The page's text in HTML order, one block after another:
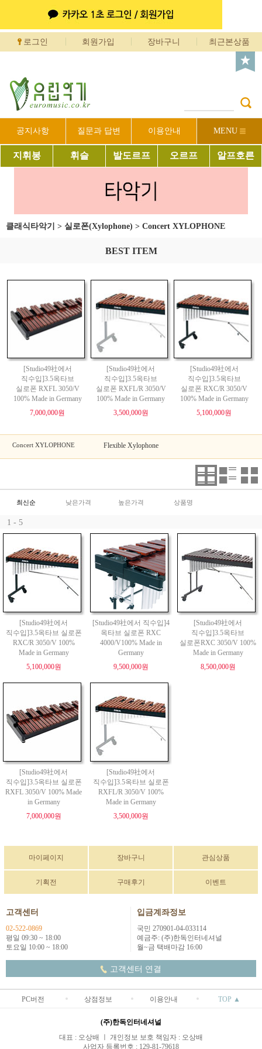
로그인 회원가입 장바구니 최근본상품
공지사항 질문과 답변 이용안내 MENU
지휘봉 휘슬 발도르프 오르프 알프호른
클래식타악기 > 실로폰(Xylophone) > Concert XYLOPHONE
BEST ITEM
[Studio49社에서
직수입]3.5옥타브
실로폰 RXFL 3050/V
100% Made in Germany
7,000,000원
[Studio49社에서
직수입]3.5옥타브
실로폰 RXFL/R 3050/V
100% Made in Germany
3,500,000원
[Studio49社에서
직수입]3.5옥타브
실로폰 RXC/R 3050/V
100% Made in Germany
5,100,000원
Concert XYLOPHONE Flexible Xylophone
최신순 낮은가격 높은가격 상품명
1 - 5
[Studio49社에서
직수입]3.5옥타브 실로폰
RXC/R 3050/V 100%
Made in Germany
5,100,000원
[Studio49社에서 직수입]4
옥타브 실로폰 RXC
4000/V100% Made in
Germany
9,500,000원
[Studio49社에서
직수입]3.5옥타브
실로폰RXC 3050/V 100%
Made in Germany
8,500,000원
[Studio49社에서
직수입]3.5옥타브 실로폰
RXFL 3050/V 100% Made
in Germany
7,000,000원
[Studio49社에서
직수입]3.5옥타브 실로폰
RXFL/R 3050/V 100%
Made in Germany
3,500,000원
마이페이지 장바구니 관심상품
기획전 구매후기 이벤트
고객센터
02-522-0869
평일 09:30 ~ 18:00
토요일 10:00 ~ 18:00
입금계좌정보
국민 270901-04-033114
예금주: (주)한독인터네셔널
월~금 택배마감 16:00
고객센터 연결
PC버전 상점정보 이용안내 TOP ▲
(주)한독인터네셔널
대표 : 오상배 ㅣ 개인정보 보호 책임자 : 오상배
사업자 등록번호 : 129-81-79618